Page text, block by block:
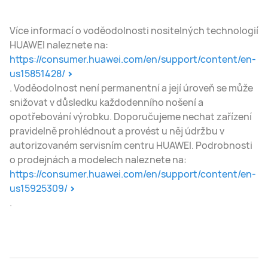
Více informací o voděodolnosti nositelných technologií
HUAWEI naleznete na:
https://consumer.huawei.com/en/support/content/en-
us15851428/
. Voděodolnost není permanentní a její úroveň se může
snižovat v důsledku každodenního nošení a
opotřebování výrobku. Doporučujeme nechat zařízení
pravidelně prohlédnout a provést u něj údržbu v
autorizovaném servisním centru HUAWEI. Podrobnosti
o prodejnách a modelech naleznete na:
https://consumer.huawei.com/en/support/content/en-
us15925309/
.